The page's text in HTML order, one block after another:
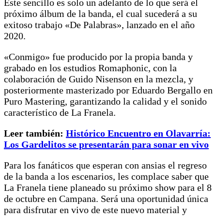
Este sencillo es solo un adelanto de lo que será el
próximo álbum de la banda, el cual sucederá a su
exitoso trabajo «De Palabras», lanzado en el año
2020.
«Conmigo» fue producido por la propia banda y
grabado en los estudios Romaphonic, con la
colaboración de Guido Nisenson en la mezcla, y
posteriormente masterizado por Eduardo Bergallo en
Puro Mastering, garantizando la calidad y el sonido
característico de La Franela.
Leer también: Histórico Encuentro en Olavarría:
Los Gardelitos se presentarán para sonar en vivo
Para los fanáticos que esperan con ansias el regreso
de la banda a los escenarios, les complace saber que
La Franela tiene planeado su próximo show para el 8
de octubre en Campana. Será una oportunidad única
para disfrutar en vivo de este nuevo material y